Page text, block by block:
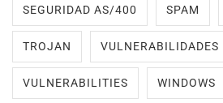
SEGURIDAD AS/400 SPAM
TROJAN VULNERABILIDADES
VULNERABILITIES WINDOWS